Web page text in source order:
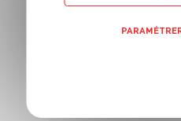
PLAT